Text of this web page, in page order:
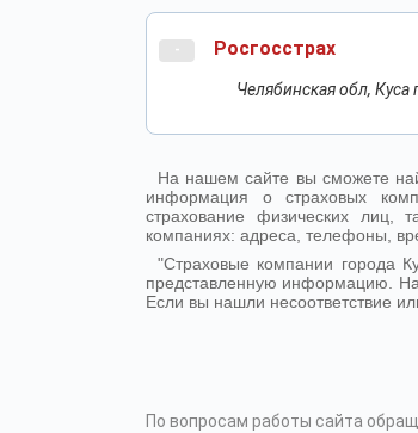
- Росгосстрах
Челябинская обл, Куса
На нашем сайте вы сможете
информация о страховых
страхование физических
компаниях: адреса, телефоны,
"Страховые компании города
представленную информацию.
Если вы нашли несоответствие
По вопросам работы сайта